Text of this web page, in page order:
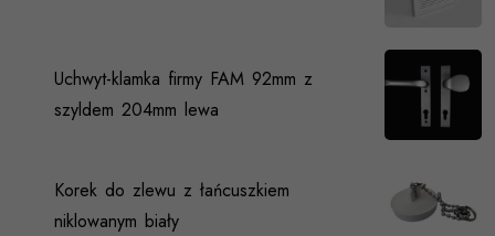
Uchwyt-klamka firmy FAM 92mm z
szyldem 204mm lewa
Korek do zlewu z łańcuszkiem
niklowanym biały